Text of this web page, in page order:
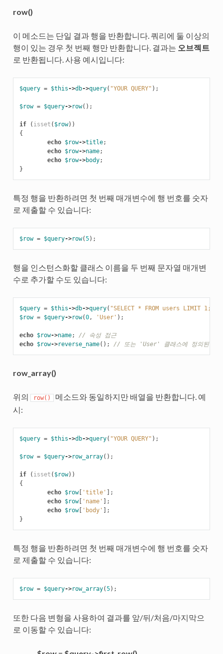
row()
이 메소드는 단일 결과 행을 반환합니다. 쿼리에 둘 이상의
행이 있는 경우 첫 번째 행만 반환합니다. 결과는 오브젝트
로 반환됩니다. 사용 예시입니다:
$query = $this->db->query( "YOUR QUERY" );
$row = $query->row();
if ( isset ( $row))
{
echo $row->title;
echo $row->name;
echo $row->body;
}
특정 행을 반환하려면 첫 번째 매개변수에 행 번호를 숫자
로 제출할 수 있습니다:
$row = $query->row(5);
행을 인스턴스화할 클래스 이름을 두 번째 문자열 매개변
수로 추가할 수도 있습니다:
$query = $this->db->query( "SELECT * FROM users LIMIT 1;"
$row = $query->row(0, 'User' );
echo $row->name;
// 속성 접근
echo $row->reverse_name(); // 또는 'User' 클래스에 정의된 메
row_array()
위의 row() 메소드와 동일하지만 배열을 반환합니다. 예
시:
$query = $this->db->query( "YOUR QUERY" );
$row = $query->row_array();
if ( isset ( $row))
{
echo $row[ 'title' ];
echo $row[ 'name' ];
echo $row[ 'body' ];
}
특정 행을 반환하려면 첫 번째 매개변수에 행 번호를 숫자
로 제출할 수 있습니다:
$row = $query->row_array(5);
또한 다음 변형을 사용하여 결과를 앞/뒤/처음/마지막으
로 이동할 수 있습니다: